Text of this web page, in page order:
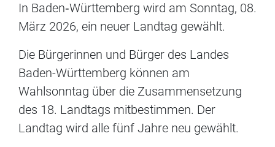
In Baden‐Württemberg wird am Sonntag, 08.
März 2026, ein neuer Landtag gewählt.
Die Bürgerinnen und Bürger des Landes
Baden-Württemberg können am
Wahlsonntag über die Zusammensetzung
des 18. Landtags mitbestimmen. Der
Landtag wird alle fünf Jahre neu gewählt.